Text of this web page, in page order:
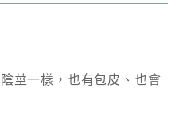
莖一樣，也有包皮、也會